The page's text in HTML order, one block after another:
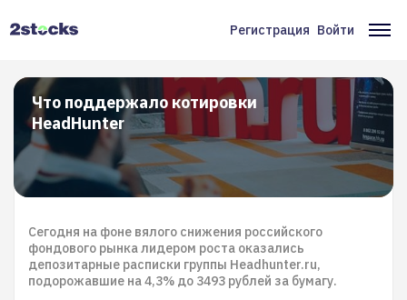
Меню
учётной
записи
пользователя
Регистрация Войти
Что поддержало котировки
HeadHunter
Сегодня на фоне вялого снижения российского
фондового рынка лидером роста оказались
депозитарные расписки группы Headhunter.ru,
подорожавшие на 4,3% до 3493 рублей за бумагу.